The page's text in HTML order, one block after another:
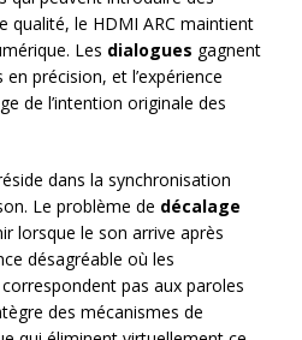
qualité, le HDMI ARC maintient
Les dialogues gagnent
précision, et l’expérience
de l’intention originale des
dans la synchronisation
Le problème de décalage
lorsque le son arrive après
désagréable où les
pas aux paroles
des mécanismes de